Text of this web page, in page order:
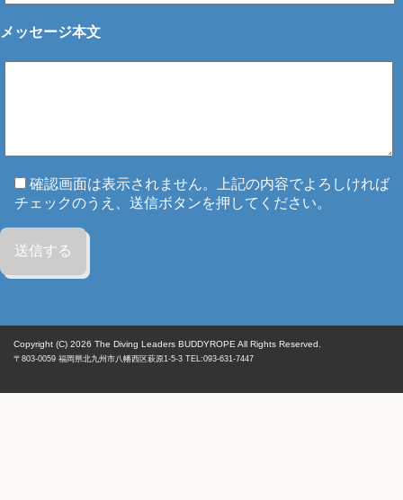
メッセージ本文
確認画面は表示されません。上記の内容でよろしければ
チェックのうえ、送信ボタンを押してください。
Copyright (C) 2026 The Diving Leaders BUDDYROPE All Rights Reserved.
〒803-0059 福岡県北九州市八幡西区萩原1-5-3 TEL:093-631-7447